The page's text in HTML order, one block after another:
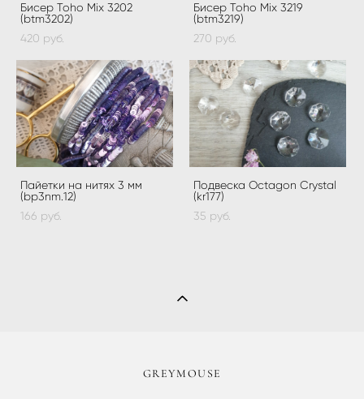
Бисер Toho Mix 3202
(btm3202)
420 pуб.
Бисер Toho Mix 3219
(btm3219)
270 pуб.
Пайетки на нитях 3 мм
(bp3nm.12)
166 pуб.
Подвеска Octagon Crystal
(kr177)
35 pуб.
​GREYMOUSE